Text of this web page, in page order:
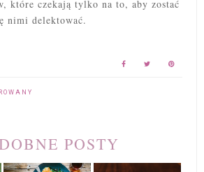
które czekają tylko na to, aby zostać
nimi delektować.
POSTY